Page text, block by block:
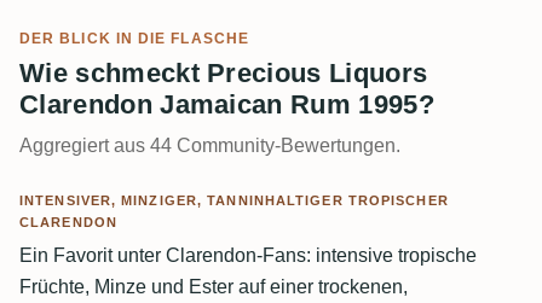
DER BLICK IN DIE FLASCHE
Wie schmeckt Precious Liquors
Clarendon Jamaican Rum 1995?
Aggregiert aus 44 Community-Bewertungen.
INTENSIVER, MINZIGER, TANNINHALTIGER TROPISCHER
CLARENDON
Ein Favorit unter Clarendon-Fans: intensive tropische
Früchte, Minze und Ester auf einer trockenen,